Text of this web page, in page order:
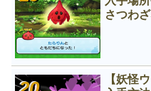
さつわ
【妖怪